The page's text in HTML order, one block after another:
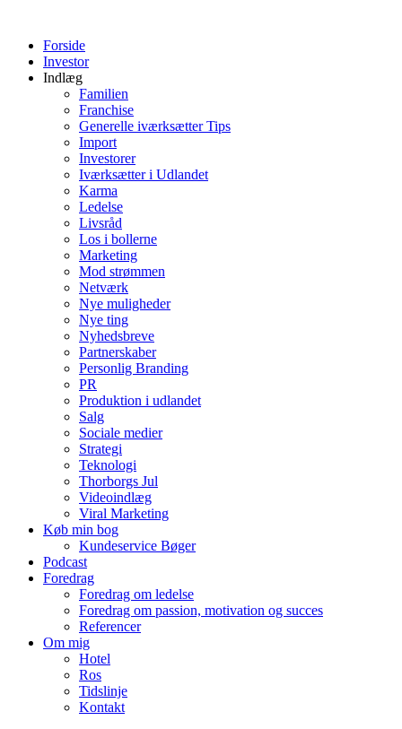
indholdForside
Investor
Indlæg
Familien
Franchise
Generelle iværksætter Tips
Import
Investorer
Iværksætter i Udlandet
Karma
Ledelse
Livsråd
Los i bollerne
Marketing
Mod strømmen
Netværk
Nye muligheder
Nye ting
Nyhedsbreve
Partnerskaber
Personlig Branding
PR
Produktion i udlandet
Salg
Sociale medier
Strategi
Teknologi
Thorborgs Jul
Videoindlæg
Viral Marketing
Køb min bog
Kundeservice Bøger
Podcast
Foredrag
Foredrag om ledelse
Foredrag om passion, motivation og succes
Referencer
Om mig
Hotel
Ros
Tidslinje
Kontakt